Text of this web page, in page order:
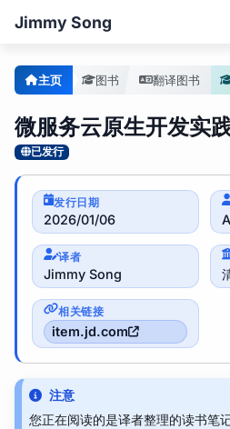
Jimmy Song
主页 图书 翻译图书
微服务云原生开发实
已发行
发行日期
2026/01/06
译者
Jimmy Song
相关链接
item.jd.com
注意
您正在阅读的是译者整理的读书笔